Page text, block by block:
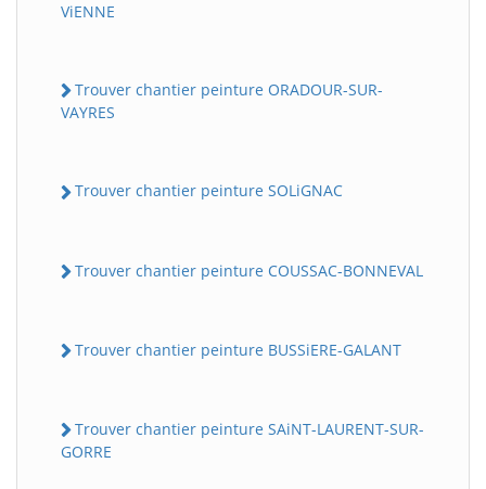
ViENNE
Trouver chantier peinture ORADOUR-SUR-
VAYRES
Trouver chantier peinture SOLiGNAC
Trouver chantier peinture COUSSAC-BONNEVAL
Trouver chantier peinture BUSSiERE-GALANT
Trouver chantier peinture SAiNT-LAURENT-SUR-
GORRE